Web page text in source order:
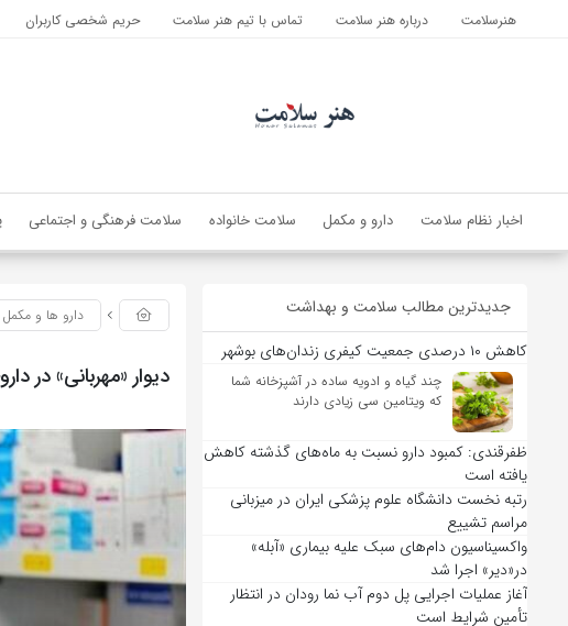
هنرسلامت درباره هنر سلامت تماس با تیم هنر سلامت حریم شخصی کاربران
اخبار نظام سلامت دارو و مکمل سلامت خانواده سلامت فرهنگی و اجتماعی
جدیدترین مطالب سلامت و بهداشت
کاهش ۱۰ درصدی جمعیت کیفری زندان‌های بوشهر
چند گیاه و ادویه ساده در آشپزخانه شما
که ویتامین سی زیادی دارند
ظفرقندی: کمبود دارو نسبت به ماه‌های گذشته کاهش
یافته است
رتبه نخست دانشگاه علوم پزشکی ایران در میزبانی
مراسم تشییع
واکسیناسیون دام‌های سبک علیه بیماری «آبله»
در«دیر» اجرا شد
آغاز عملیات اجرایی پل دوم آب نما رودان در انتظار
تأمین شرایط است
دارو ها و
دیوار «مهربانی» در